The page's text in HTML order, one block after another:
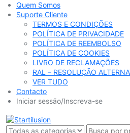
Quem Somos
Suporte Cliente
TERMOS E CONDIÇÕES
POLÍTICA DE PRIVACIDADE
POLÍTICA DE REEMBOLSO
POLÍTICA DE COOKIES
LIVRO DE RECLAMAÇÕES
RAL – RESOLUÇÃO
VER TUDO
Contacto
Iniciar sessão/Inscreva-se